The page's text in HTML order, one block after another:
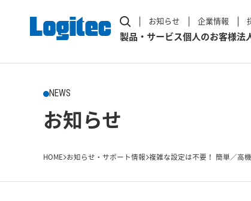
お知らせ 企業情報
製品・サービス個人のお客様法
NEWS
お知らせ
HOME お知らせ・サポート情報 複雑な設定は不要！ 簡単／高